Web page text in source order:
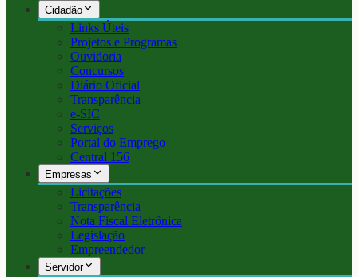
Cidadão
Links Úteis
Projetos e Programas
Ouvidoria
Concursos
Diário Oficial
Transparência
e-SIC
Serviços
Portal do Emprego
Central 156
Empresas
Licitações
Transparência
Nota Fiscal Eletrônica
Legislação
Empreendedor
Servidor